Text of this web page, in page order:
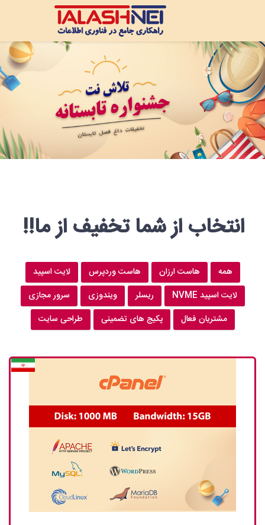
انتخاب از شما تخفیف از ما!!
همه هاست ارزان هاست وردپرس
لایت اسپید
لایت اسپید NVME
ریسلر ویندوزی
سرور مجازی
مشتریان فعال
پکیج های تضمینی طراحی سایت